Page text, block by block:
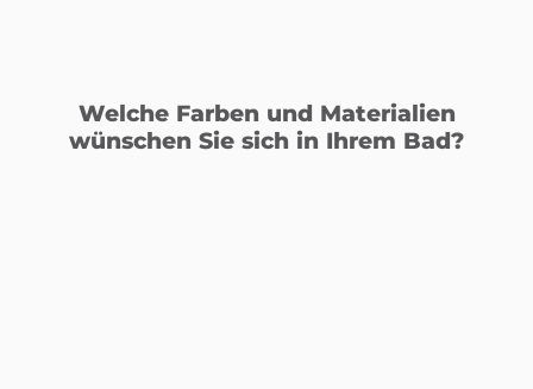
Welche Farben und Materialien
wünschen Sie sich in Ihrem Bad?